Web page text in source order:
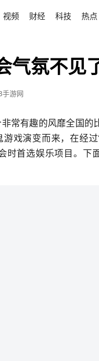
视频 财经 科技 热点
气氛不见
手游网
非常有趣的风靡全国
戏演变而来，在经
时首选娱乐项目。